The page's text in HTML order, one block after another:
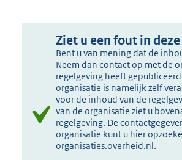
Ziet u een fout in
Bent u van mening dat de
Neem dan contact op met de
regelgeving heeft
organisatie is namelijk zelf
voor de inhoud van de
van de organisatie ziet u
regelgeving. De
organisatie kunt u hier
organisaties.overheid.nl.